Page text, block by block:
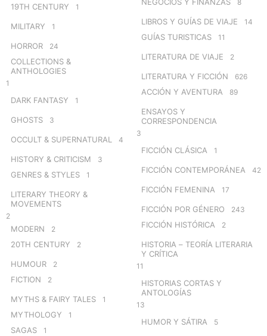
19TH CENTURY 1
MILITARY 1
HORROR 24
COLLECTIONS &
ANTHOLOGIES
1
DARK FANTASY 1
GHOSTS 3
OCCULT & SUPERNATURAL 4
HISTORY & CRITICISM 3
GENRES & STYLES 1
LITERARY THEORY &
MOVEMENTS
2
MODERN 2
20TH CENTURY 2
HUMOUR 2
FICTION 2
MYTHS & FAIRY TALES 1
MYTHOLOGY 1
SAGAS 1
NEGOCIOS Y FINANZAS 8
LIBROS Y GUÍAS DE VIAJE 14
GUÍAS TURISTICAS 11
LITERATURA DE VIAJE 2
LITERATURA Y FICCIÓN 626
ACCIÓN Y AVENTURA 89
ENSAYOS Y
CORRESPONDENCIA
3
FICCIÓN CLÁSICA 1
FICCIÓN CONTEMPORÁNEA 42
FICCIÓN FEMENINA 17
FICCIÓN POR GÉNERO 243
FICCIÓN HISTÓRICA 2
HISTORIA – TEORÍA LITERARIA
Y CRÍTICA
11
HISTORIAS CORTAS Y
ANTOLOGÍAS
13
HUMOR Y SÁTIRA 5